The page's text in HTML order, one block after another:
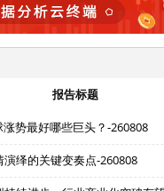
报告标题
势最好哪些巨头？-260808
绎的关键变奏点-260808